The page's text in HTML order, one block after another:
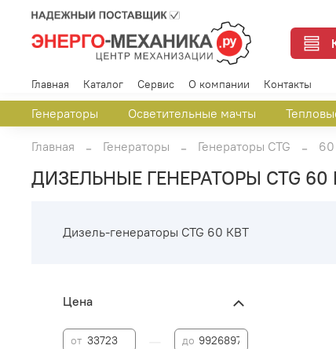
Главная Каталог Сервис О компании Контакты
Генераторы Осветительные мачты
Главная Генераторы Генераторы CTG 60
ДИЗЕЛЬНЫЕ ГЕНЕРАТОРЫ CTG 60
Дизель-генераторы CTG 60 КВТ
Цена
от до